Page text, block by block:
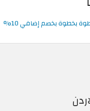
بخطوة بخصم إضافي 10%